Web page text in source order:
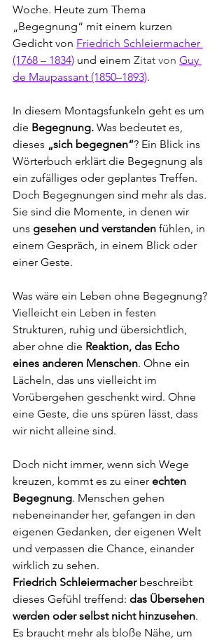
Woche. Heute zum Thema
„Begegnung“ mit einem kurzen
Gedicht von Friedrich Schleiermacher
(1768 – 1834) und einem Zitat von Guy
de Maupassant (1850–1893).
In diesem Montagsfunkeln geht es um
die Begegnung. Was bedeutet es,
dieses „sich begegnen“? Ein Blick ins
Wörterbuch erklärt die Begegnung als
ein zufälliges oder geplantes Treffen.
Doch Begegnungen sind mehr als das.
Sie sind die Momente, in denen wir
uns gesehen und verstanden fühlen, in
einem Gespräch, in einem Blick oder
einer Geste.
Was wäre ein Leben ohne Begegnung?
Vielleicht ein Leben in festen
Strukturen, ruhig und übersichtlich,
aber ohne die Reaktion, das Echo
eines anderen Menschen. Ohne ein
Lächeln, das uns vielleicht im
Vorübergehen geschenkt wird. Ohne
eine Geste, die uns spüren lässt, dass
wir nicht alleine sind.
Doch nicht immer, wenn sich Wege
kreuzen, kommt es zu einer echten
Begegnung. Menschen gehen
nebeneinander her, gefangen in den
eigenen Gedanken, der eigenen Welt
und verpassen die Chance, einander
wirklich zu sehen.
Friedrich Schleiermacher beschreibt
dieses Gefühl treffend: das Übersehen
werden oder selbst nicht hinzusehen.
Es braucht mehr als bloße Nähe, um